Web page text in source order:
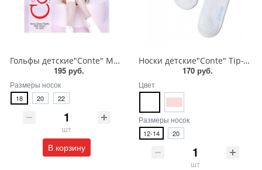
Гольфы детские"Conte" MOLLY
195 руб.
Размеры носок
18 20 22
шт
В корзину
Носки детские"Conte" Tip-Top 7С-27СП
170 руб.
Цвет
Размеры носок
12-14 20
шт